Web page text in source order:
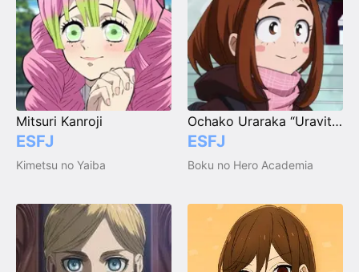
Mitsuri Kanroji
ESFJ
Kimetsu no Yaiba
Ochako Uraraka “Uravity”
ESFJ
Boku no Hero Academia